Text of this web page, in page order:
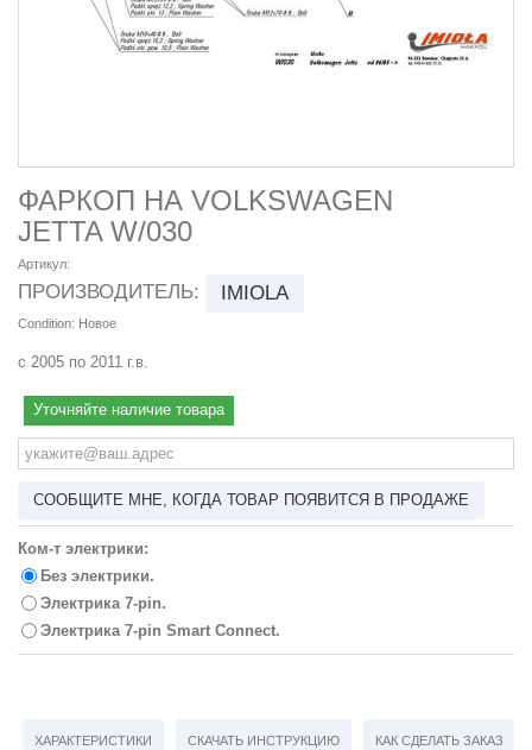
ФАРКОП НА VOLKSWAGEN
JETTA W/030
Артикул:
ПРОИЗВОДИТЕЛЬ: IMIOLA
Condition: Новое
с 2005 по 2011 г.в.
Уточняйте наличие товара
СООБЩИТЕ МНЕ, КОГДА ТОВАР ПОЯВИТСЯ В ПРОДАЖЕ
Ком-т электрики:
Без электрики.
Электрика 7-pin.
Электрика 7-pin Smart Connect.
ХАРАКТЕРИСТИКИ СКАЧАТЬ ИНСТРУКЦИЮ КАК СДЕЛАТЬ ЗАКАЗ